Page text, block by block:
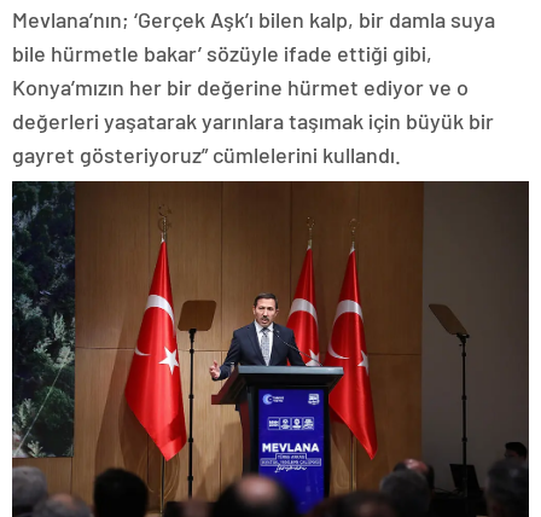
Mevlana’nın; ‘Gerçek Aşk’ı bilen kalp, bir damla suya
bile hürmetle bakar’ sözüyle ifade ettiği gibi,
Konya’mızın her bir değerine hürmet ediyor ve o
değerleri yaşatarak yarınlara taşımak için büyük bir
gayret gösteriyoruz” cümlelerini kullandı.